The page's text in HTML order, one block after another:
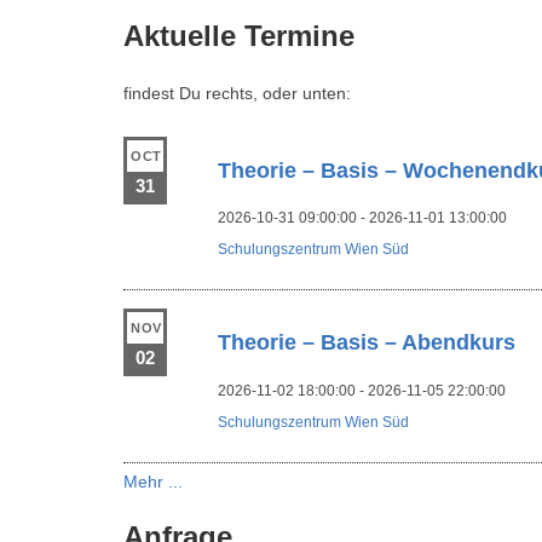
Aktuelle Termine
findest Du rechts, oder unten:
OCT
31
Theorie – Basis –
2026-10-31 09:00:00 - 2026-11-01 13:00:00
Schulungszentrum Wien Süd
NOV
02
Theorie – Basis – Abendkurs
2026-11-02 18:00:00 - 2026-11-05 22:00:00
Schulungszentrum Wien Süd
Mehr ...